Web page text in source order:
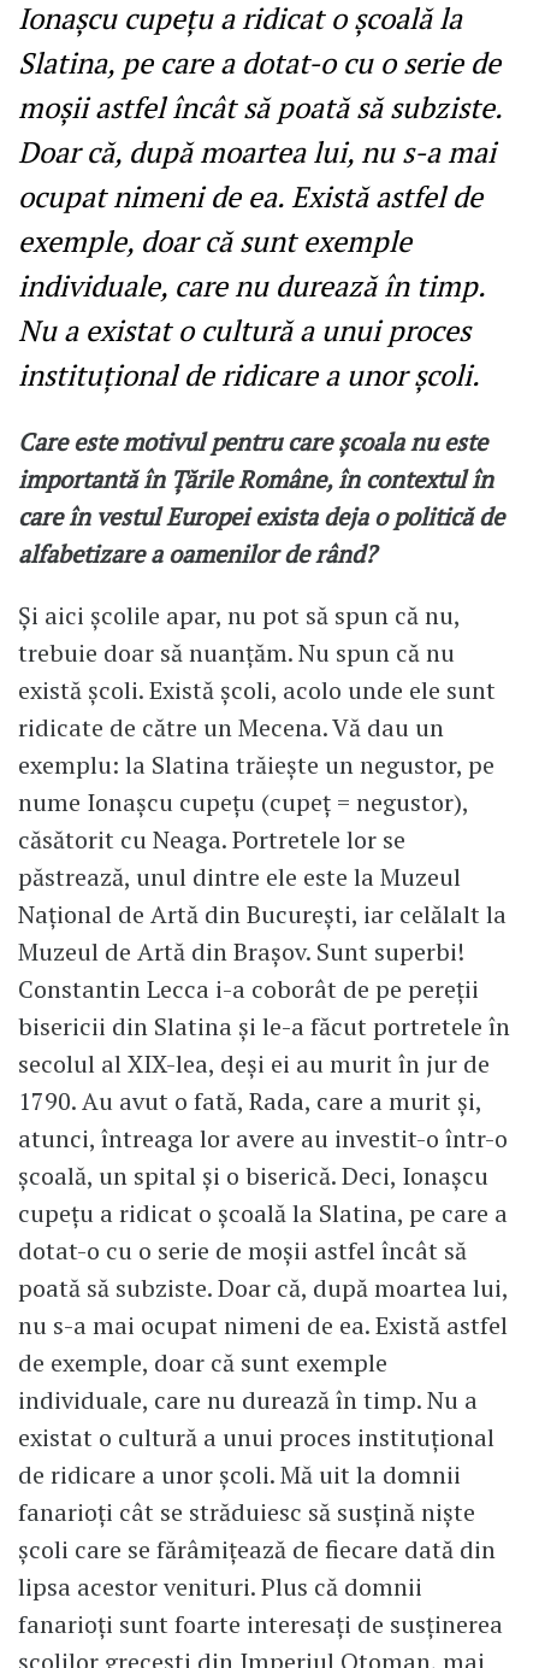
Ionaşcu cupeţu a ridicat o școală la
Slatina, pe care a dotat-o cu o serie de
moșii astfel încât să poată să subziste.
Doar că, după moartea lui, nu s-a mai
ocupat nimeni de ea. Există astfel de
exemple, doar că sunt exemple
individuale, care nu durează în timp.
Nu a existat o cultură a unui proces
instituțional de ridicare a unor școli.
Care este motivul pentru care școala nu este
importantă în Țările Române, în contextul în
care în vestul Europei exista deja o politică de
alfabetizare a oamenilor de rând?
Și aici școlile apar, nu pot să spun că nu,
trebuie doar să nuanțăm. Nu spun că nu
există școli. Există școli, acolo unde ele sunt
ridicate de către un Mecena. Vă dau un
exemplu: la Slatina trăiește un negustor, pe
nume Ionașcu cupețu (cupeţ = negustor),
căsătorit cu Neaga. Portretele lor se
păstrează, unul dintre ele este la Muzeul
Naţional de Artă din Bucureşti, iar celălalt la
Muzeul de Artă din Brașov. Sunt superbi!
Constantin Lecca i-a coborât de pe pereții
bisericii din Slatina și le-a făcut portretele în
secolul al XIX-lea, deși ei au murit în jur de
1790. Au avut o fată, Rada, care a murit și,
atunci, întreaga lor avere au investit-o într-o
școală, un spital și o biserică. Deci, Ionaşcu
cupeţu a ridicat o școală la Slatina, pe care a
dotat-o cu o serie de moșii astfel încât să
poată să subziste. Doar că, după moartea lui,
nu s-a mai ocupat nimeni de ea. Există astfel
de exemple, doar că sunt exemple
individuale, care nu durează în timp. Nu a
existat o cultură a unui proces instituțional
de ridicare a unor școli. Mă uit la domnii
fanarioți cât se străduiesc să susțină niște
școli care se fărâmițează de fiecare dată din
lipsa acestor venituri. Plus că domnii
fanarioți sunt foarte interesați de susținerea